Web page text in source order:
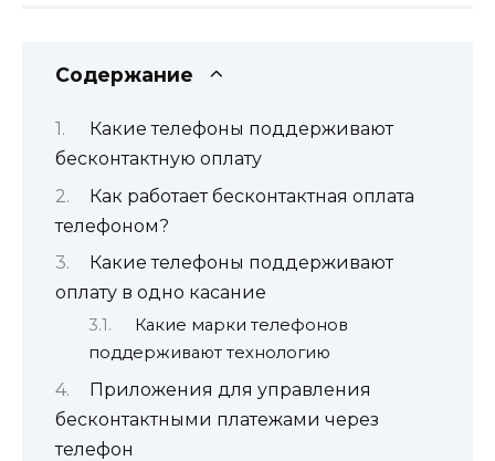
Содержание
Какие телефоны поддерживают
бесконтактную оплату
Как работает бесконтактная оплата
телефоном?
Какие телефоны поддерживают
оплату в одно касание
Какие марки телефонов
поддерживают технологию
Приложения для управления
бесконтактными платежами через
телефон